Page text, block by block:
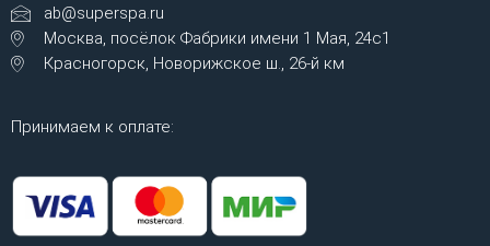
ab@superspa.ru
Москва, посёлок Фабрики имени 1 Мая, 24с1
Красногорск, Новорижское ш., 26-й км
Принимаем к оплате: